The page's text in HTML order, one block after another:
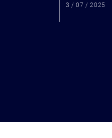
3 / 07 / 2025